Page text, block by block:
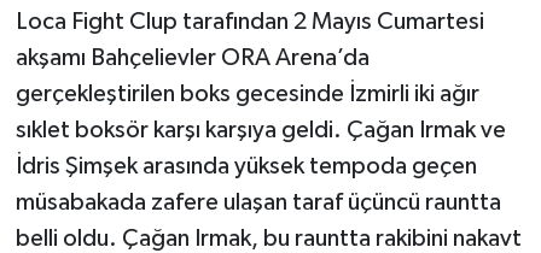
Loca Fight Clup tarafından 2 Mayıs Cumartesi
akşamı Bahçelievler ORA Arena’da
gerçekleştirilen boks gecesinde İzmirli iki ağır
sıklet boksör karşı karşıya geldi. Çağan Irmak ve
İdris Şimşek arasında yüksek tempoda geçen
müsabakada zafere ulaşan taraf üçüncü rauntta
belli oldu. Çağan Irmak, bu rauntta rakibini nakavt